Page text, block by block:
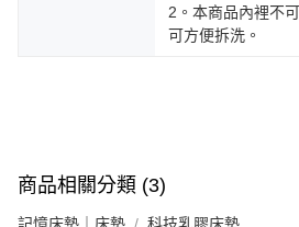
2。本商品內裡不
可方便拆洗。
商品相關分類 (3)